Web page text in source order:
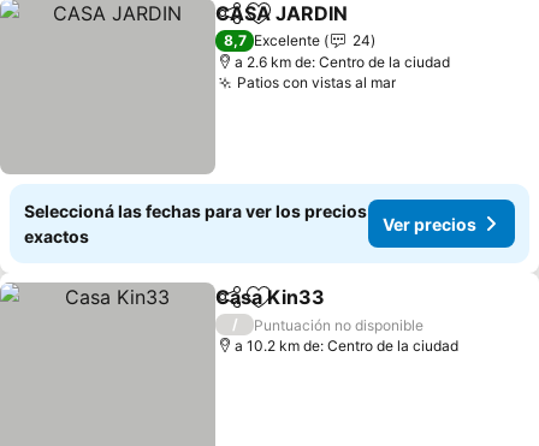
CompartirAñadir a favoritos
CASA JARDIN
8,7 Excelente
24
a 2.6 km de: Centro de la ciudad
Patios con vistas al marVer precios
Seleccioná las fechas para ver los precios
exactos
Ver precios
CompartirAñadir a favoritos
Casa Kin33
/
Puntuación no disponible
a 10.2 km de: Centro de la ciudad